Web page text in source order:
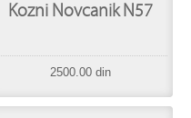
Kozni Novcanik N57
2500.00 din